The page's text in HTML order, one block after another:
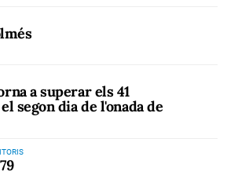
a superar els 41
segon dia de l'onada de